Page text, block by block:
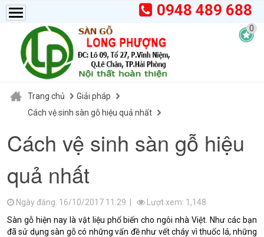
0948 489 688
0
Trang chủ
Giải pháp
Cách vệ sinh sàn gỗ hiệu quả nhất
Cách vệ sinh sàn gỗ hiệu
quả nhất
Ngày đăng: 16/10/2017 11:29 |
Lượt xem: 1,148
Sàn gỗ hiện nay là vật liệu phổ biến cho ngôi nhà Việt. Như các bạn
đã sử dụng sàn gỗ có những vấn đề như vết cháy vì thuốc lá, những